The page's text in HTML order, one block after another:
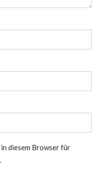
diesem Browser für